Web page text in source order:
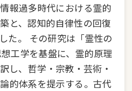
報過多時代における霊的
と、認知的自律性の回復
た。 その研究は「霊性の
工学を基盤に、霊的原理
し、哲学・宗教・芸術・
的体系を提示する。古代